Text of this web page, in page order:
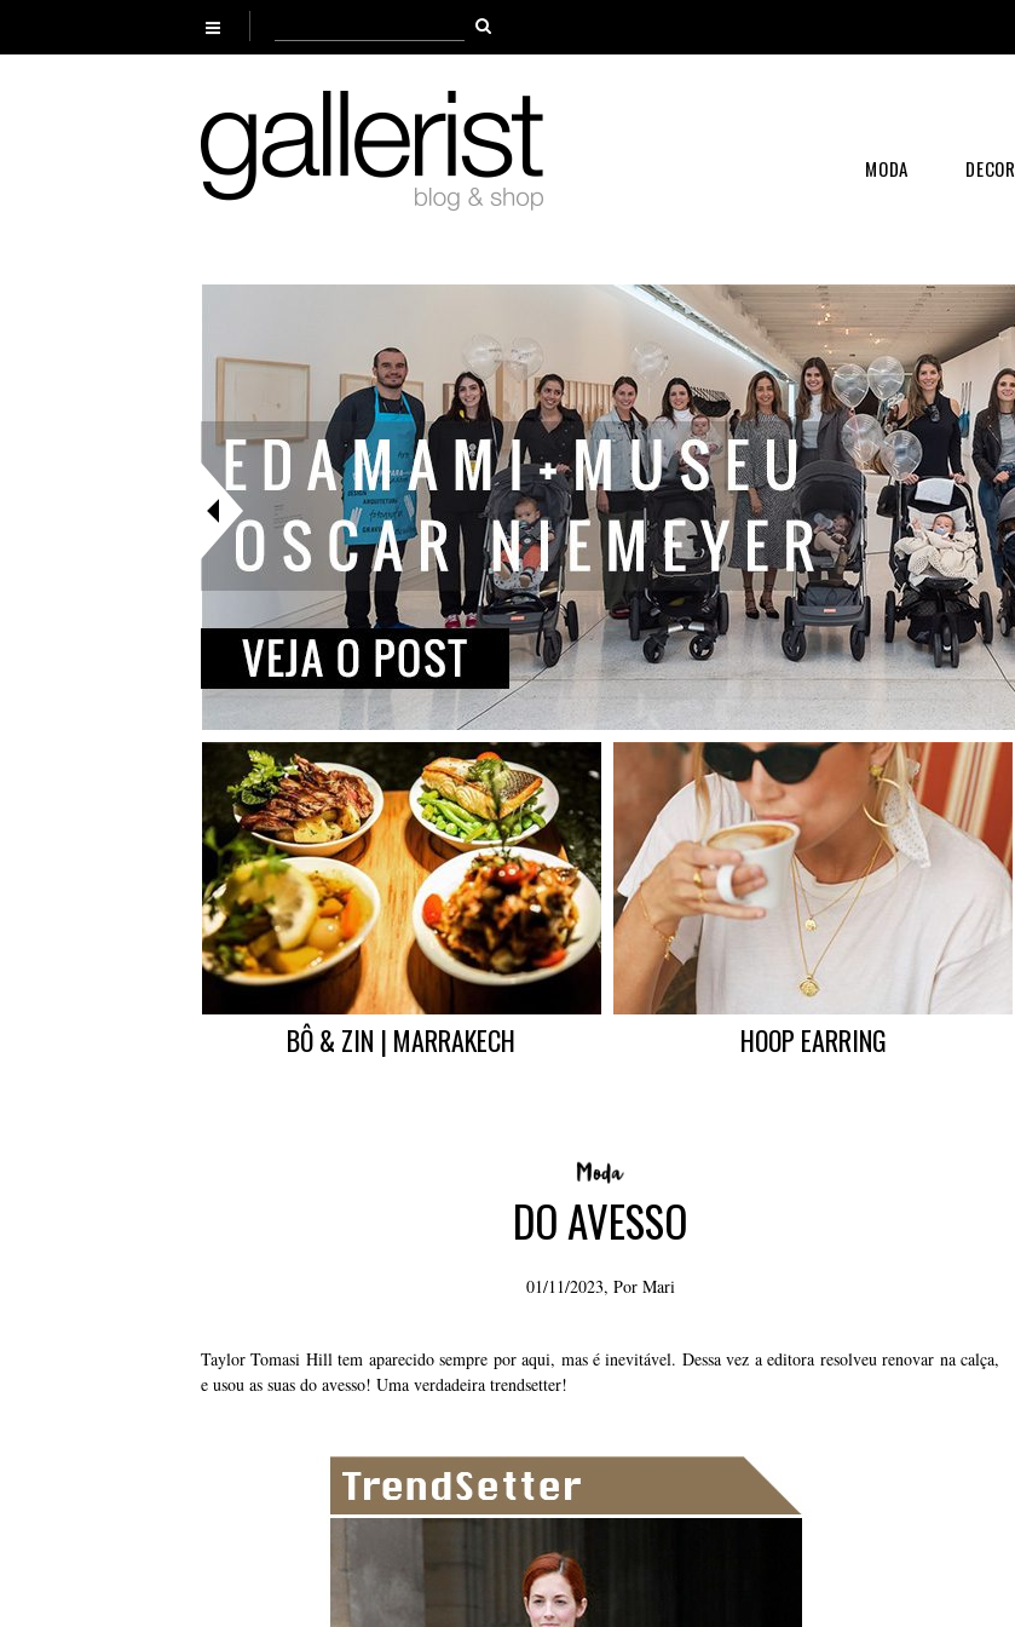
MODA DECOR
BÔ & ZIN | MARRAKECH HOOP EARRING
DO AVESSO
01/11/2023, Por Mari
Taylor Tomasi Hill tem aparecido sempre por aqui, mas é inevitável. Dessa vez a editora resolveu renovar na calça,
e usou as suas do avesso! Uma verdadeira trendsetter!